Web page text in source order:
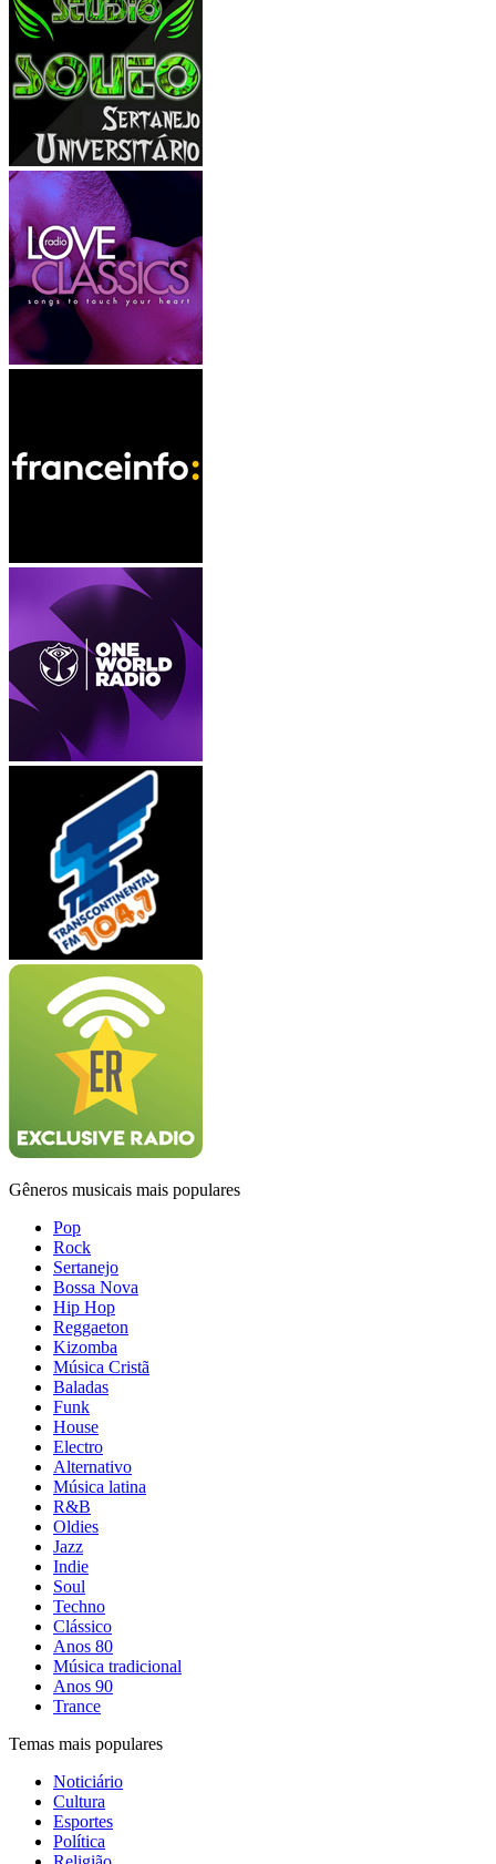
Gêneros musicais mais populares
Pop
Rock
Sertanejo
Bossa Nova
Hip Hop
Reggaeton
Kizomba
Música Cristã
Baladas
Funk
House
Electro
Alternativo
Música latina
R&B
Oldies
Jazz
Indie
Soul
Techno
Clássico
Anos 80
Música tradicional
Anos 90
Trance
Temas mais populares
Noticiário
Cultura
Esportes
Política